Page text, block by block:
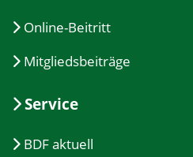
Online-Beitritt
Mitgliedsbeiträge
Service
BDF aktuell